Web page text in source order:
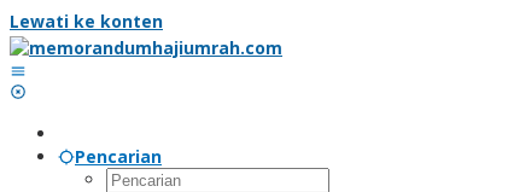
Lewati ke konten
Pencarian